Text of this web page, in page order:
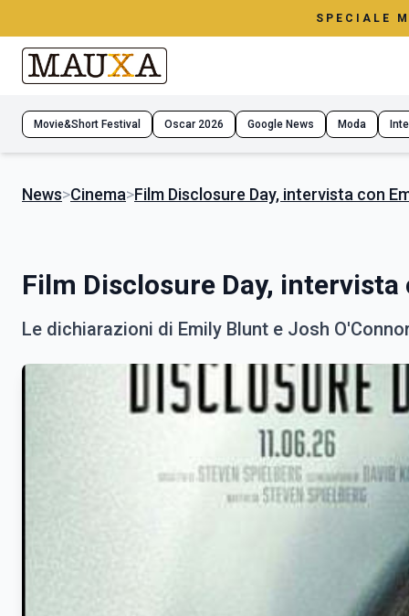
SPECIALE
Movie&Short Festival Oscar 2026 Google News Moda
News>Cinema>Film Disclosure Day, intervista con
Film Disclosure Day,
Le dichiarazioni di Emily Blunt e Josh